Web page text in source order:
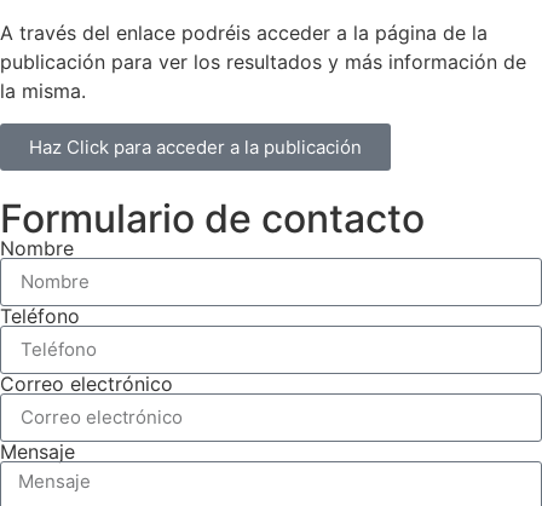
A través del enlace podréis acceder a la página de la
publicación para ver los resultados y más información de
la misma.
Haz Click para acceder a la publicación
Formulario de contacto
Nombre
Teléfono
Correo electrónico
Mensaje